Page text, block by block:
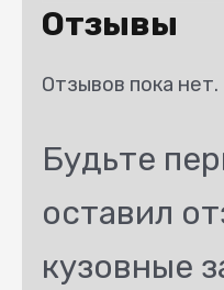
Отзывы
Отзывов пока нет.
Будьте
оставил
кузовные